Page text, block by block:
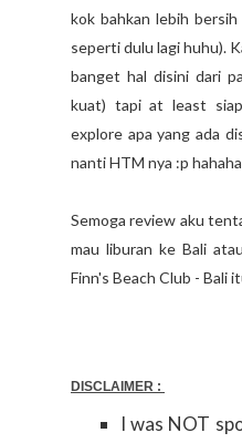
kok bahkan lebih
seperti dulu lagi huhu).
banget hal disini dari
kuat) tapi at least
explore apa yang ada
nanti HTM nya :p
Semoga review aku
mau liburan ke Bali
Finn's Beach Club - Bali
DISCLAIMER :
I was NOT